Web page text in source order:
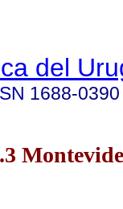
del
1688-0390